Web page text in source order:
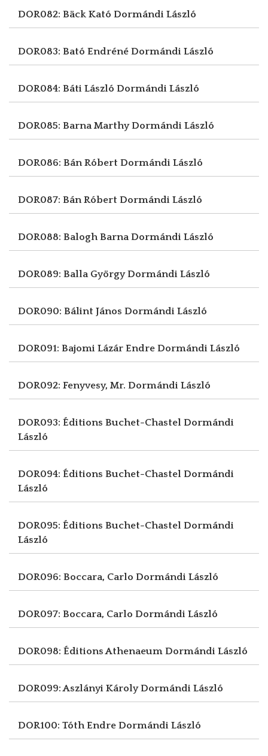
DOR082: Bäck Kató Dormándi László
DOR083: Bató Endréné Dormándi László
DOR084: Báti László Dormándi László
DOR085: Barna MarthyDormándi László
DOR086: Bán Róbert Dormándi László
DOR087: Bán Róbert Dormándi László
DOR088: Balogh BarnaDormándi László
DOR089: Balla GyörgyDormándi László
DOR090: Bálint János Dormándi László
DOR091: Bajomi Lázár Endre Dormándi László
DOR092: Fenyvesy, Mr. Dormándi László
DOR093: Éditions Buchet-Chastel Dormándi
László
DOR094: Éditions Buchet-Chastel Dormándi
László
DOR095: Éditions Buchet-Chastel Dormándi
László
DOR096: Boccara, Carlo Dormándi László
DOR097: Boccara, Carlo Dormándi László
DOR098: Éditions Athenaeum Dormándi László
DOR099: Aszlányi KárolyDormándi László
DOR100: Tóth Endre Dormándi László